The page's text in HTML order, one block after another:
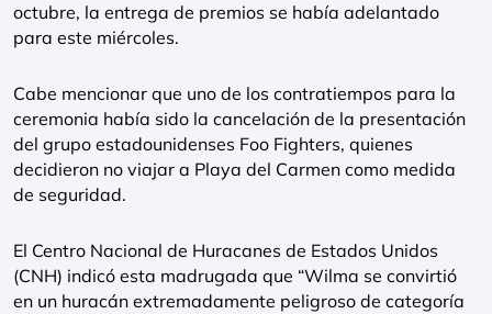
octubre, la entrega de premios se había adelantado
para este miércoles.
Cabe mencionar que uno de los contratiempos para la
ceremonia había sido la cancelación de la presentación
del grupo estadounidenses Foo Fighters, quienes
decidieron no viajar a Playa del Carmen como medida
de seguridad.
El Centro Nacional de Huracanes de Estados Unidos
(CNH) indicó esta madrugada que “Wilma se convirtió
en un huracán extremadamente peligroso de categoría